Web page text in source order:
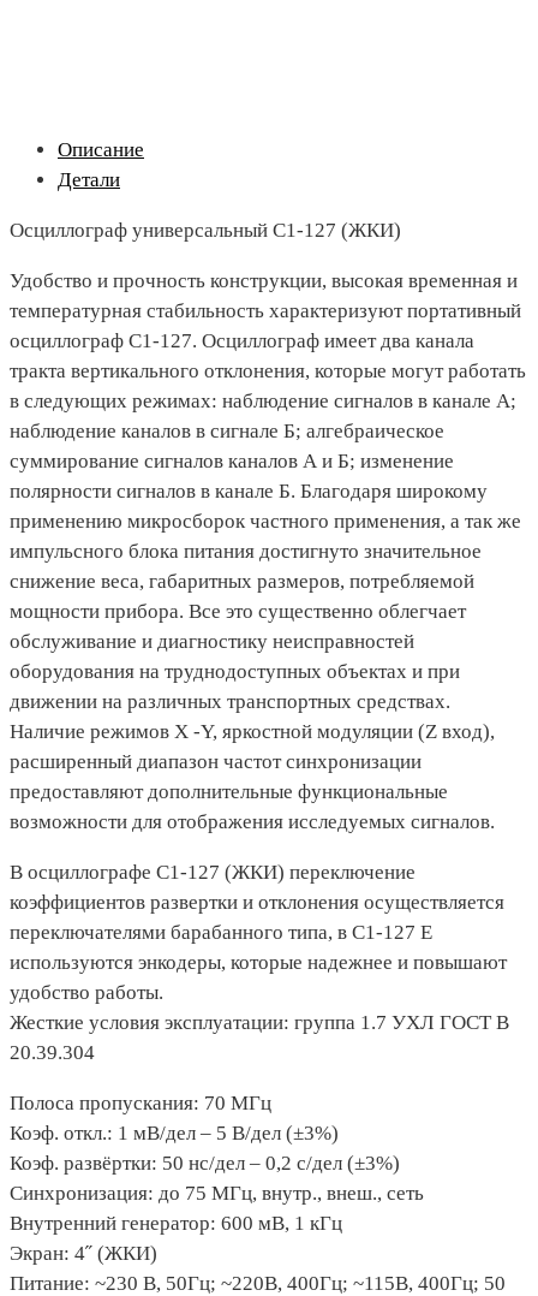
Описание
Детали
Осциллограф универсальный С1-127 (ЖКИ)
Удобство и прочность конструкции, высокая временная и
температурная стабильность характеризуют портативный
осциллограф С1-127. Осциллограф имеет два канала
тракта вертикального отклонения, которые могут работать
в следующих режимах: наблюдение сигналов в канале А;
наблюдение каналов в сигнале Б; алгебраическое
суммирование сигналов каналов А и Б; изменение
полярности сигналов в канале Б. Благодаря широкому
применению микросборок частного применения, а так же
импульсного блока питания достигнуто значительное
снижение веса, габаритных размеров, потребляемой
мощности прибора. Все это существенно облегчает
обслуживание и диагностику неисправностей
оборудования на труднодоступных объектах и при
движении на различных транспортных средствах.
Наличие режимов X -Y, яркостной модуляции (Z вход),
расширенный диапазон частот синхронизации
предоставляют дополнительные функциональные
возможности для отображения исследуемых сигналов.
В осциллографе С1-127 (ЖКИ) переключение
коэффициентов развертки и отклонения осуществляется
переключателями барабанного типа, в С1-127 Е
используются энкодеры, которые надежнее и повышают
удобство работы.
Жесткие условия эксплуатации: группа 1.7 УХЛ ГОСТ В
20.39.304
Полоса пропускания: 70 МГц
Коэф. откл.: 1 мВ/дел – 5 В/дел (±3%)
Коэф. развёртки: 50 нс/дел – 0,2 с/дел (±3%)
Синхронизация: до 75 МГц, внутр., внеш., сеть
Внутренний генератор: 600 мВ, 1 кГц
Экран: 4˝ (ЖКИ)
Питание: ~230 В, 50Гц; ~220В, 400Гц; ~115В, 400Гц; 50